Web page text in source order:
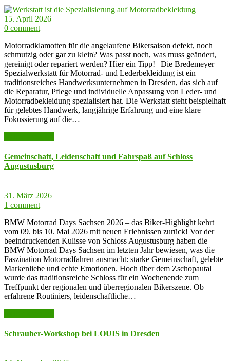
15. April 2026
0 comment
Motorradklamotten für die angelaufene Bikersaison defekt, noch
schmutzig oder gar zu klein? Was passt noch, was muss geändert,
gereinigt oder repariert werden? Hier ein Tipp! | Die Bredemeyer –
Spezialwerkstatt für Motorrad- und Lederbekleidung ist ein
traditionsreiches Handwerksunternehmen in Dresden, das sich auf
die Reparatur, Pflege und individuelle Anpassung von Leder- und
Motorradbekleidung spezialisiert hat. Die Werkstatt steht beispielhaft
für gelebtes Handwerk, langjährige Erfahrung und eine klare
Fokussierung auf die…
Gemeinschaft, Leidenschaft und Fahrspaß auf Schloss
Augustusburg
31. März 2026
1 comment
BMW Motorrad Days Sachsen 2026 – das Biker-Highlight kehrt
vom 09. bis 10. Mai 2026 mit neuen Erlebnissen zurück! Vor der
beeindruckenden Kulisse von Schloss Augustusburg haben die
BMW Motorrad Days Sachsen im letzten Jahr bewiesen, was die
Faszination Motorradfahren ausmacht: starke Gemeinschaft, gelebte
Markenliebe und echte Emotionen. Hoch über dem Zschopautal
wurde das traditionsreiche Schloss für ein Wochenende zum
Treffpunkt der regionalen und überregionalen Bikerszene. Ob
erfahrene Routiniers, leidenschaftliche…
Schrauber-Workshop bei LOUIS in Dresden